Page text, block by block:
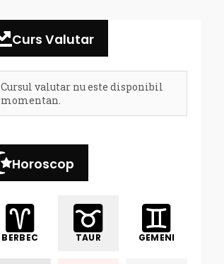
Curs Valutar
Cursul valutar nu este disponibil
momentan.
Horoscop
BERBEC TAUR GEMENI